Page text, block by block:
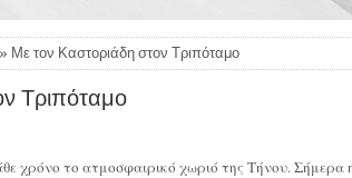
» Με τον Καστοριάδη στον Τριπόταμο
Τριπόταμο
χρόνο το ατμοσφαιρικό χωριό της Τήνου. Σήμερα